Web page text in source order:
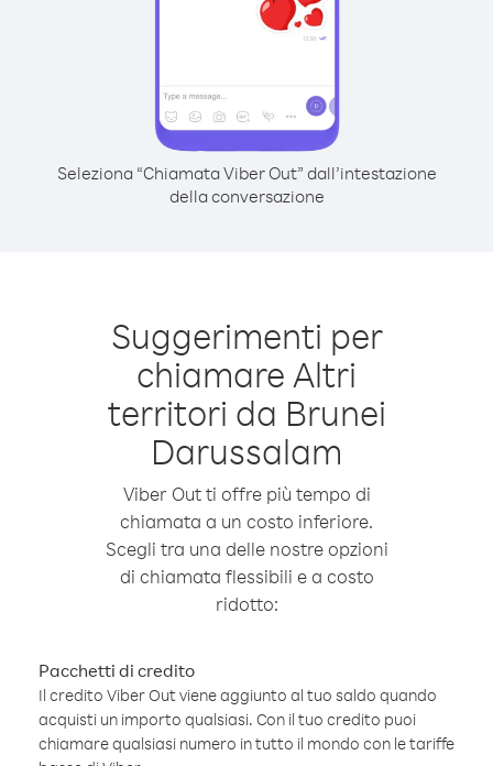
Seleziona “Chiamata Viber Out” dall’intestazione
della conversazione
Suggerimenti per
chiamare Altri
territori da Brunei
Darussalam
Viber Out ti offre più tempo di
chiamata a un costo inferiore.
Scegli tra una delle nostre opzioni
di chiamata flessibili e a costo
ridotto:
Pacchetti di credito
Il credito Viber Out viene aggiunto al tuo saldo quando
acquisti un importo qualsiasi. Con il tuo credito puoi
chiamare qualsiasi numero in tutto il mondo con le tariffe